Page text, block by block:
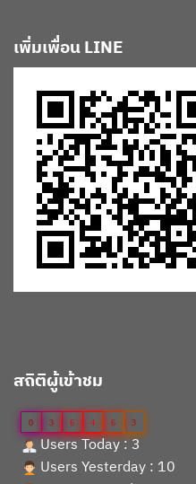
เพิ่มเพื่อน LINE
สถิติผู้เข้าชม
0 3 6 4 6 3
Users Today : 3
Users Yesterday : 10